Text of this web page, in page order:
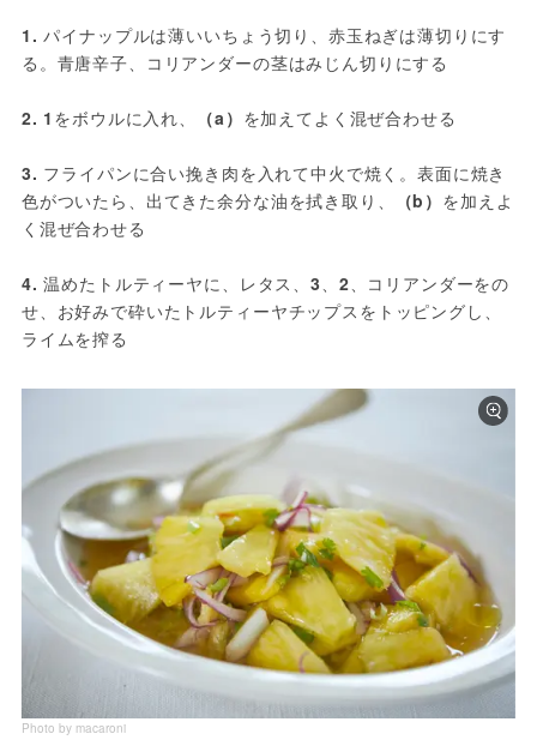
1. パイナップルは薄いいちょう切り、赤玉ねぎは薄切りにす
る。青唐辛子、コリアンダーの茎はみじん切りにする
2. 1 をボウルに入れ、 （a） を加えてよく混ぜ合わせる
3. フライパンに合い挽き肉を入れて中火で焼く。表面に焼き
色がついたら、出てきた余分な油を拭き取り、
（b） を加えよ
く混ぜ合わせる
4. 温めたトルティーヤに、レタス、3、 2、コリアンダーをの
せ、お好みで砕いたトルティーヤチップスをトッピングし、
ライムを搾る
Photo by macaroni